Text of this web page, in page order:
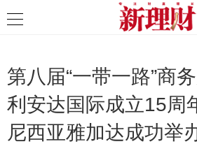
第八届“一带一路”商
利安达国际成立15周
尼西亚雅加达成功举